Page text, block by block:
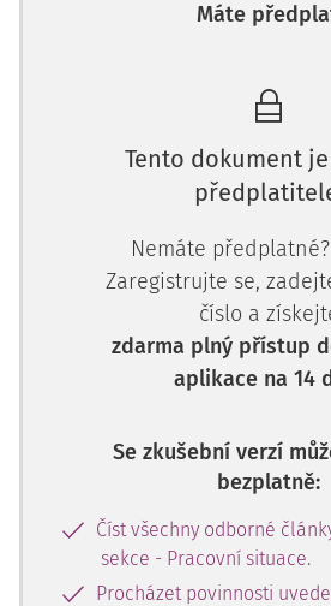
Máte
Tento dokument
Nemáte
Zaregistrujte se,
číslo a
zdarma plný přístup
aplikace na 14
Se zkušební verzí
bezplatně:
Číst všechny odborné
sekce - Pracovní situace.
Procházet povinnosti